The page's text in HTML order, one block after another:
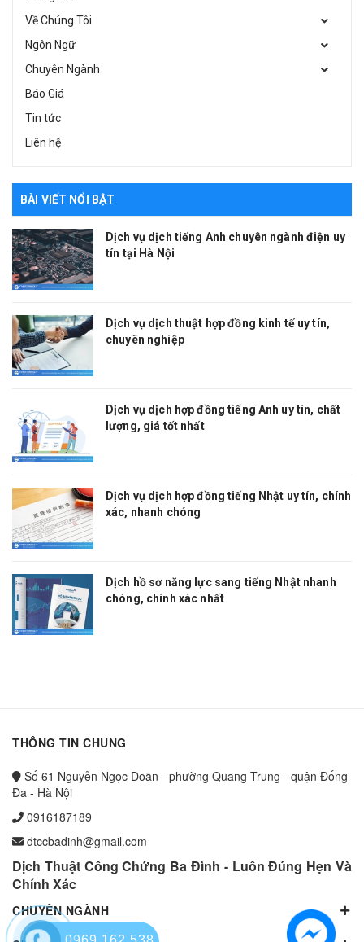
Về Chúng Tôi
Ngôn Ngữ
Chuyên Ngành
Báo Giá
Tin tức
Liên hệ
BÀI VIẾT NỔI BẬT
Dịch vụ dịch tiếng Anh chuyên ngành điện uy
tín tại Hà Nội
Dịch vụ dịch thuật hợp đồng kinh tế uy tín,
chuyên nghiệp
Dịch vụ dịch hợp đồng tiếng Anh uy tín, chất
lượng, giá tốt nhất
Dịch vụ dịch hợp đồng tiếng Nhật uy tín, chính
xác, nhanh chóng
Dịch hồ sơ năng lực sang tiếng Nhật nhanh
chóng, chính xác nhất
THÔNG TIN CHUNG
Số 61 Nguyễn Ngọc Doãn - phường Quang Trung - quận Đống
Đa - Hà Nội
0916187189
dtccbadinh@gmail.com
Dịch Thuật Công Chứng Ba Đình - Luôn Đúng Hẹn Và
Chính Xác
CHUYÊN NGÀNH